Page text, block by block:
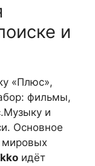
и
«Плюс»,
фильмы,
и
Основное
мировых
идёт